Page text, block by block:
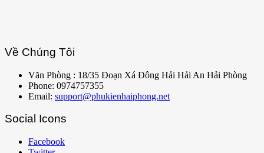
Về Chúng Tôi
Văn Phòng : 18/35 Đoạn Xá Đông Hải Hải An Hải Phòng
Phone: 0974757355
Email: support@phukienhaiphong.net
Social Icons
Facebook